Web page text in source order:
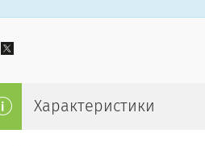
Характеристики